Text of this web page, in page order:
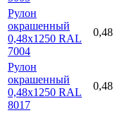
Рулон
окрашенный
0,48х1250 RAL
7004
0,48
Рулон
окрашенный
0,48х1250 RAL
8017
0,48